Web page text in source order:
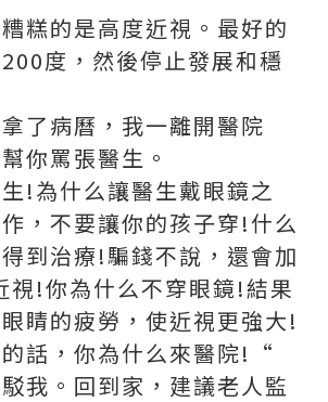
糕的是高度近視。最好的
度，然後停止發展和穩
了病曆，我一離開醫院
你罵張醫生。
!為什么讓醫生戴眼鏡之
，不要讓你的孩子穿!什么
到治療!騙錢不說，還會加
視!你為什么不穿眼鏡!結果
睛的疲勞，使近視更強大!
話，你為什么來醫院!“
我。回到家，建議老人監